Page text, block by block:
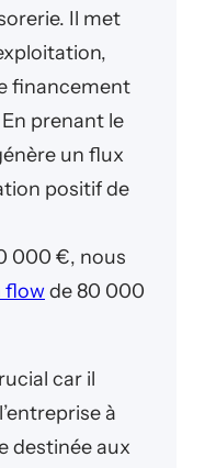
Il met
financement
prenant le
un flux
positif de
000 €, nous
flow de 80 000
car il
à
destinée aux